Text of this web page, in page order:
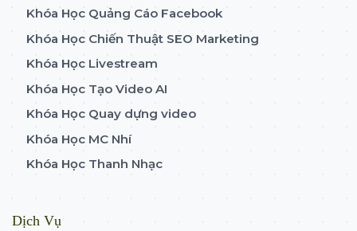
Khóa Học Quảng Cáo Facebook
Khóa Học Chiến Thuật SEO Marketing
Khóa Học Livestream
Khóa Học Tạo Video AI
Khóa Học Quay dựng video
Khóa Học MC Nhí
Khóa Học Thanh Nhạc
Dịch Vụ